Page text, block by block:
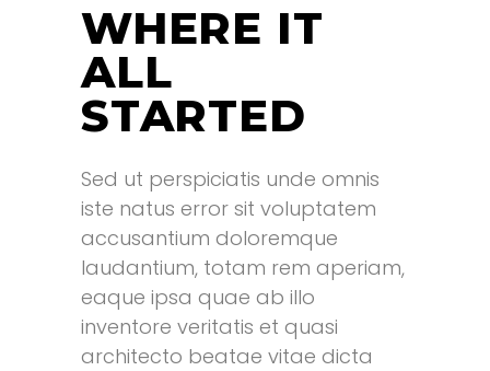
WHERE IT
ALL
STARTED
Sed ut perspiciatis unde omnis
iste natus error sit voluptatem
accusantium doloremque
laudantium, totam rem aperiam,
eaque ipsa quae ab illo
inventore veritatis et quasi
architecto beatae vitae dicta